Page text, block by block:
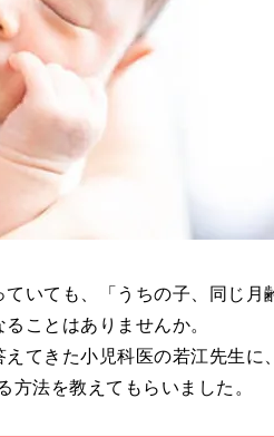
いても、「うちの子、同じ月
ことはありませんか。
てきた小児科医の若江先生に
法を教えてもらいました。